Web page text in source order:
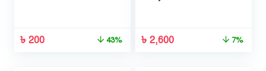
৳200 43% ৳2,600 7%